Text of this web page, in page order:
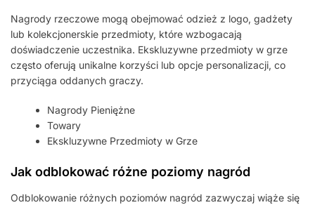
Nagrody rzeczowe mogą obejmować odzież z logo, gadżety
lub kolekcjonerskie przedmioty, które wzbogacają
doświadczenie uczestnika. Ekskluzywne przedmioty w grze
często oferują unikalne korzyści lub opcje personalizacji, co
przyciąga oddanych graczy.
Nagrody Pieniężne
Towary
Ekskluzywne Przedmioty w Grze
Jak odblokować różne poziomy nagród
Odblokowanie różnych poziomów nagród zazwyczaj wiąże się